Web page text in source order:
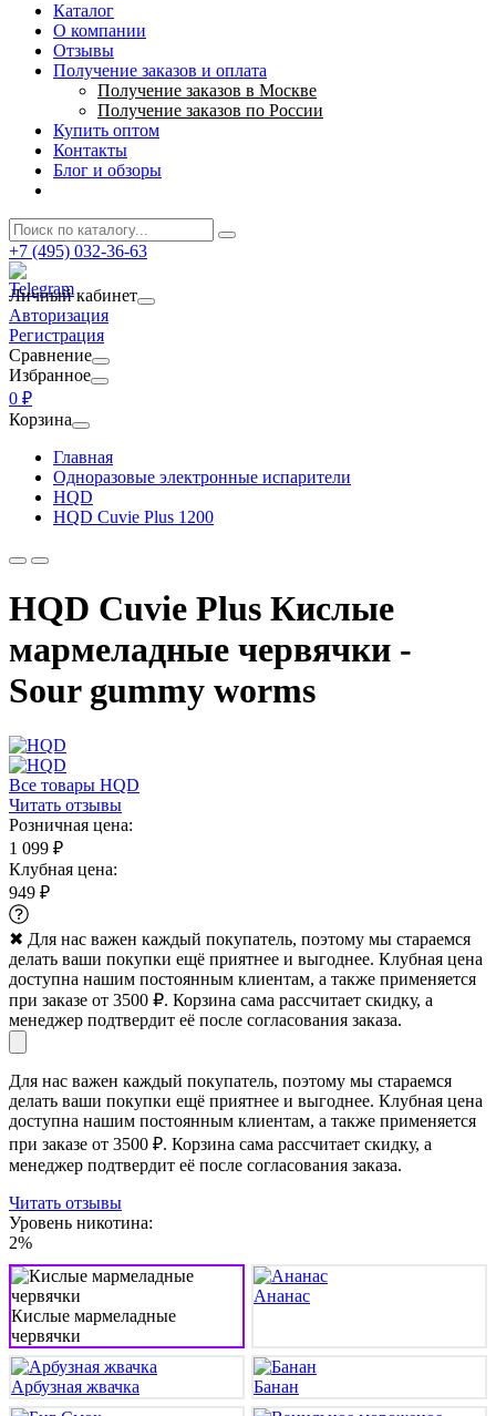
Каталог
О компании
Отзывы
Получение заказов и оплата
Получение заказов в Москве
Получение заказов по России
Купить оптом
Контакты
Блог и обзоры
+7 (495) 032-36-63
Личный кабинет
Авторизация
Регистрация
Сравнение
Избранное
0 ₽
Корзина
Главная
Одноразовые электронные испарители
HQD
HQD Cuvie Plus 1200
HQD Cuvie Plus Кислые
мармеладные червячки -
Sour gummy worms
Все товары HQD
Читать отзывы
Розничная цена:
1 099 ₽
Клубная цена:
949 ₽
✖ Для нас важен каждый покупатель, поэтому мы стараемся
делать ваши покупки ещё приятнее и выгоднее. Клубная цена
доступна нашим постоянным клиентам, а также применяется
при заказе от 3500 ₽. Корзина сама рассчитает скидку, а
менеджер подтвердит её после согласования заказа.
Для нас важен каждый покупатель, поэтому мы стараемся
делать ваши покупки ещё приятнее и выгоднее. Клубная цена
доступна нашим постоянным клиентам, а также применяется
при заказе от 3500 ₽. Корзина сама рассчитает скидку, а
менеджер подтвердит её после согласования заказа.
Читать отзывы
Уровень никотина:
2%
Кислые мармеладные
червячки
Ананас
Арбузная жвачка Банан